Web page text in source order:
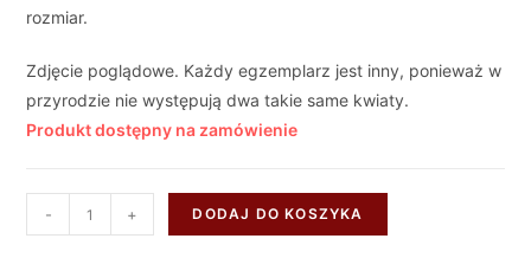
rozmiar.
Zdjęcie poglądowe. Każdy egzemplarz jest inny, ponieważ w
przyrodzie nie występują dwa takie same kwiaty.
Produkt dostępny na zamówienie
- + DODAJ DO KOSZYKA